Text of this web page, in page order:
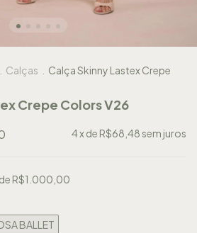
Calças
Calça Skinny Lastex Crepe
Crepe Colors V26
4x de R$68,48sem juros
R$1.000,00
BALLET